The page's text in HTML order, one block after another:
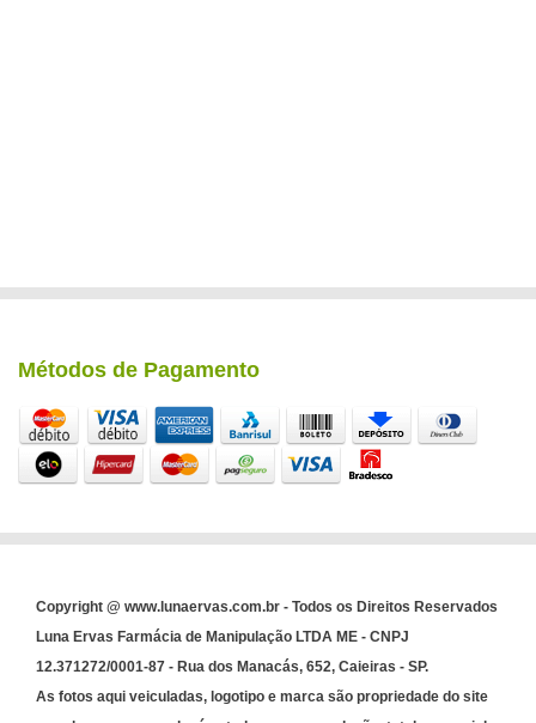
Métodos de Pagamento
Copyright @ www.lunaervas.com.br - Todos os Direitos Reservados
Luna Ervas Farmácia de Manipulação LTDA ME - CNPJ
12.371272/0001-87 - Rua dos Manacás, 652, Caieiras - SP.
As fotos aqui veiculadas, logotipo e marca são propriedade do site